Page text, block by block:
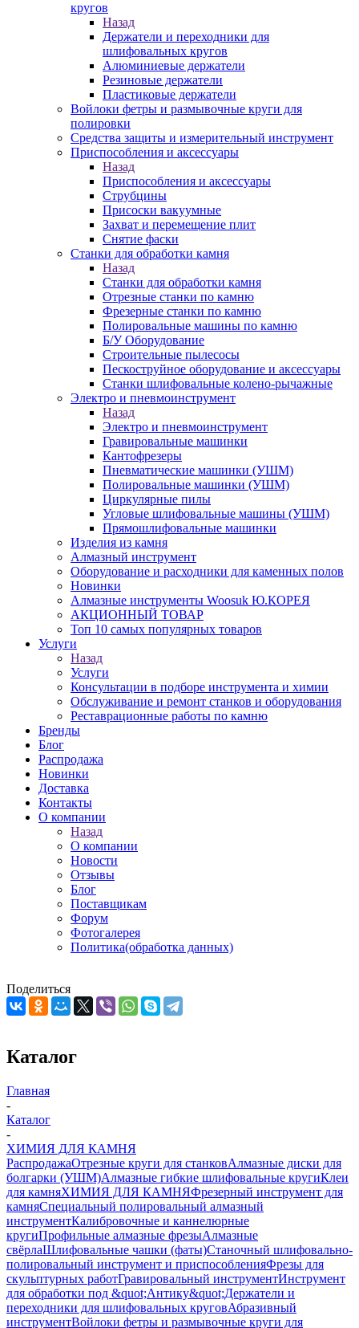
кругов
Назад
Держатели и переходники для
шлифовальных кругов
Алюминиевые держатели
Резиновые держатели
Пластиковые держатели
Войлоки фетры и размывочные круги для
полировки
Средства защиты и измерительный инструмент
Приспособления и аксессуары
Назад
Приспособления и аксессуары
Струбцины
Присоски вакуумные
Захват и перемещение плит
Снятие фаски
Станки для обработки камня
Назад
Станки для обработки камня
Отрезные станки по камню
Фрезерные станки по камню
Полировальные машины по камню
Б/У Оборудование
Строительные пылесосы
Пескоструйное оборудование и аксессуары
Станки шлифовальные колено-рычажные
Электро и пневмоинструмент
Назад
Электро и пневмоинструмент
Гравировальные машинки
Кантофрезеры
Пневматические машинки (УШМ)
Полировальные машинки (УШМ)
Циркулярные пилы
Угловые шлифовальные машины (УШМ)
Прямошлифовальные машинки
Изделия из камня
Алмазный инструмент
Оборудование и расходники для каменных полов
Новинки
Алмазные инструменты Woosuk Ю.КОРЕЯ
АКЦИОННЫЙ ТОВАР
Топ 10 самых популярных товаров
Услуги
Назад
Услуги
Консультации в подборе инструмента и химии
Обслуживание и ремонт станков и оборудования
Реставрационные работы по камню
Бренды
Блог
Распродажа
Новинки
Доставка
Контакты
О компании
Назад
О компании
Новости
Отзывы
Блог
Поставщикам
Форум
Фотогалерея
Политика(обработка данных)
Поделиться
Каталог
Главная
-
Каталог
-
ХИМИЯ ДЛЯ КАМНЯ
РаспродажаОтрезные круги для станковАлмазные диски для
болгарки (УШМ)Алмазные гибкие шлифовальные кругиКлеи
для камняХИМИЯ ДЛЯ КАМНЯФрезерный инструмент для
камняСпециальный полировальный алмазный
инструментКалибровочные и каннелюрные
кругиПрофильные алмазные фрезыАлмазные
свёрлаШлифовальные чашки (фаты)Станочный шлифовально-
полировальный инструмент и приспособленияФрезы для
скульптурных работГравировальный инструментИнструмент
для обработки под &quot;Антику&quot;Держатели и
переходники для шлифовальных круговАбразивный
инструментВойлоки фетры и размывочные круги для